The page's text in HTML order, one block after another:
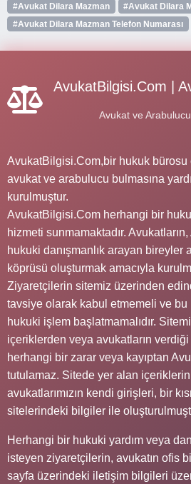
#Avukat Dilara Mazman
#Avukat Dilara
#Avukat Dilara Mazman Telefon Numarası
AvukatBilgisi.Com |
Avukat ve
AvukatBilgisi.Com,bir hukuk bürosu
avukat ve arabulucu bulmasına
kurulmuştur.
AvukatBilgisi.Com herhangi bir
hizmeti sunmamaktadır.
hukuki danışmanlık arayan bireyler
köprüsü oluşturmak amacıyla
Ziyaretçilerin sitemiz üzerinden
tavsiye olarak kabul etmemeli ve
hukuki işlem başlatmamalıdır.
içeriklerden veya avukatların
herhangi bir zarar veya kayıptan
tutulamaz. Sitede yer alan içeriklerin
avukatlarımızın kendi girişleri, bir
sitelerindeki bilgiler ile
Herhangi bir hukuki yardım veya
isteyen ziyaretçilerin, avukatın ofis
sayfa üzerindeki iletişim bilgileri